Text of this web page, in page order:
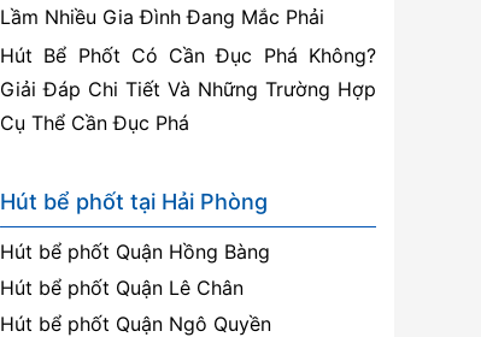
Lầm Nhiều Gia Đình Đang Mắc Phải
Hút Bể Phốt Có Cần Đục Phá Không?
Giải Đáp Chi Tiết Và Những Trường Hợp
Cụ Thể Cần Đục Phá
Hút bể phốt tại Hải Phòng
Hút bể phốt Quận Hồng Bàng
Hút bể phốt Quận Lê Chân
Hút bể phốt Quận Ngô Quyền